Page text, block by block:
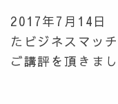
2017年7月14日
たビジネスマッ
ご講評を頂きま